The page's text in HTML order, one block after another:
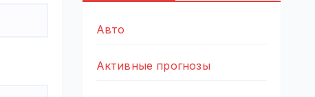
Авто
Активные прогнозы